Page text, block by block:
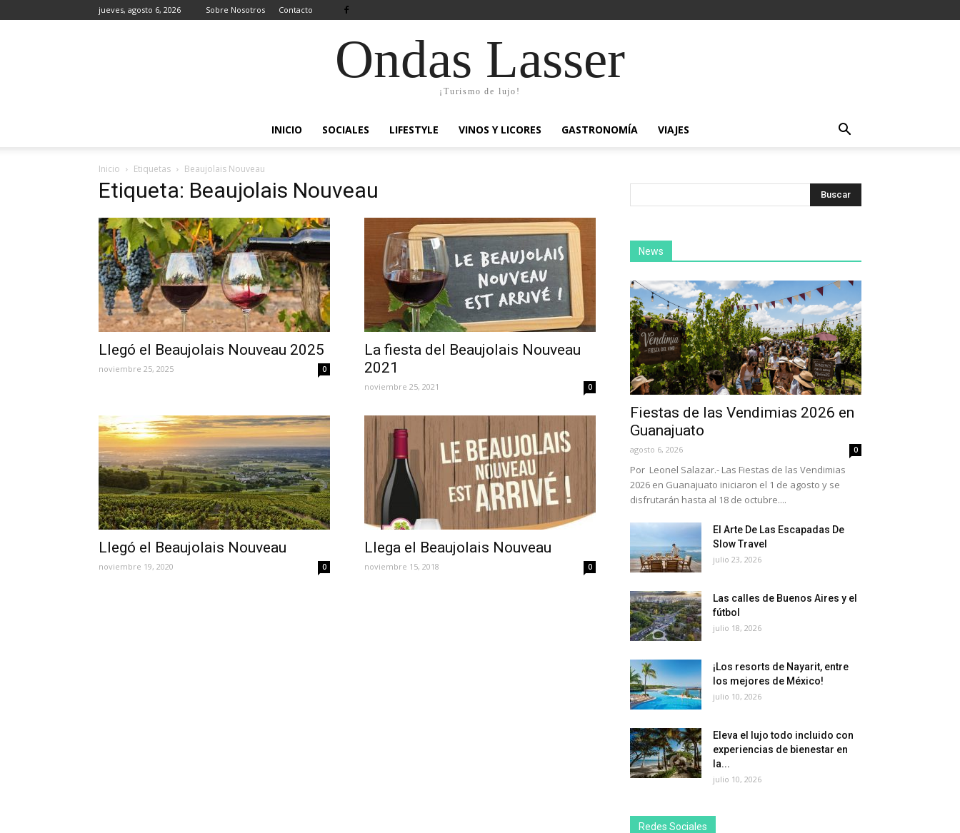
jueves, agosto 6, 2026 Sobre Nosotros Contacto
Ondas Lasser
¡Turismo de lujo!
INICIO SOCIALES LIFESTYLE VINOS Y LICORES GASTRONOMÍA VIAJES
Inicio Etiquetas Beaujolais Nouveau
Etiqueta: Beaujolais Nouveau
Llegó el Beaujolais Nouveau 2025
noviembre 25, 2025 0
La fiesta del Beaujolais Nouveau
2021
noviembre 25, 2021 0
Llegó el Beaujolais Nouveau
noviembre 19, 2020 0
Llega el Beaujolais Nouveau
noviembre 15, 2018 0
News
Fiestas de las Vendimias 2026 en
Guanajuato
agosto 6, 2026 0
Por Leonel Salazar.- Las Fiestas de las Vendimias
2026 en Guanajuato iniciaron el 1 de agosto y se
disfrutarán hasta al 18 de octubre....
El Arte De Las Escapadas De
Slow Travel
julio 23, 2026
Las calles de Buenos Aires y el
fútbol
julio 18, 2026
¡Los resorts de Nayarit, entre
los mejores de México!
julio 10, 2026
Eleva el lujo todo incluido con
experiencias de bienestar en
la...
julio 10, 2026
Redes Sociales